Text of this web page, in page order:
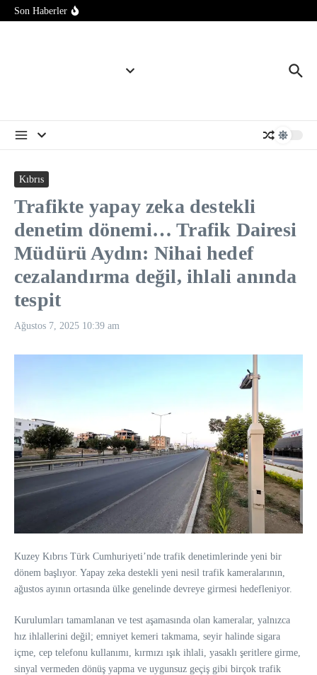
İçeriğe atla
Son Haberler
45-65 yaş arasındaki bu alışkanlıklar bunamadan uzak 13 yıl
Kıbrıs
Trafikte yapay zeka destekli
denetim dönemi… Trafik Dairesi
Müdürü Aydın: Nihai hedef
cezalandırma değil, ihlali anında
tespit
Ağustos 7, 2025 10:39 am
Kuzey Kıbrıs Türk Cumhuriyeti’nde trafik denetimlerinde yeni bir
dönem başlıyor. Yapay zeka destekli yeni nesil trafik kameralarının,
ağustos ayının ortasında ülke genelinde devreye girmesi hedefleniyor.
Kurulumları tamamlanan ve test aşamasında olan kameralar, yalnızca
hız ihlallerini değil; emniyet kemeri takmama, seyir halinde sigara
içme, cep telefonu kullanımı, kırmızı ışık ihlali, yasaklı şeritlere girme,
sinyal vermeden dönüş yapma ve uygunsuz geçiş gibi birçok trafik